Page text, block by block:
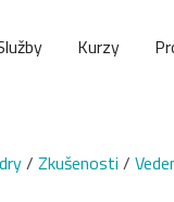
Kurzy
/Zkušenosti /